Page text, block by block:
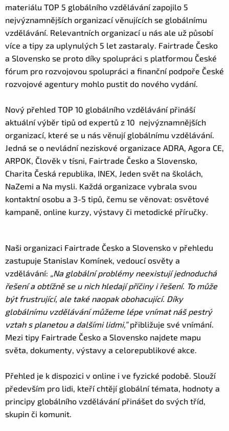
materiálu TOP 5 globálního vzdělávání zapojilo 5
nejvýznamnějších organizací věnujících se globálnímu
vzdělávání. Relevantních organizací u nás ale už působí
více a tipy za uplynulých 5 let zastaraly. Fairtrade Česko
a Slovensko se proto díky spolupráci s platformou České
fórum pro rozvojovou spolupráci a finanční podpoře České
rozvojové agentury mohlo pustit do nového vydání.
Nový přehled TOP 10 globálního vzdělávání přináší
aktuální výběr tipů od expertů z 10 nejvýznamnějších
organizací, které se u nás věnují globálnímu vzdělávání.
Jedná se o nevládní neziskové organizace ADRA, Agora CE,
ARPOK, Člověk v tísni, Fairtrade Česko a Slovensko,
Charita Česká republika, INEX, Jeden svět na školách,
NaZemi a Na mysli. Každá organizace vybrala svou
kontaktní osobu a 3-5 tipů, čemu se věnovat: osvětové
kampaně, online kurzy, výstavy či metodické příručky.
Naši organizaci Fairtrade Česko a Slovensko v přehledu
zastupuje Stanislav Komínek, vedoucí osvěty a
vzdělávání: „Na globální problémy neexistují jednoduchá
řešení a obtížně se u nich hledají příčiny i řešení. To může
být frustrující, ale také naopak obohacující. Díky
globálnímu vzdělávání můžeme lépe vnímat náš pestrý
vztah s planetou a dalšími lidmi,”přibližuje své vnímání.
Mezi tipy Fairtrade Česko a Slovensko najdete mapu
světa, dokumenty, výstavy a celorepublikové akce.
Přehled je k dispozici v online i ve fyzické podobě. Slouží
především pro lidi, kteří chtějí globální témata, hodnoty a
principy globálního vzdělávání přinášet do svých tříd,
skupin či komunit.